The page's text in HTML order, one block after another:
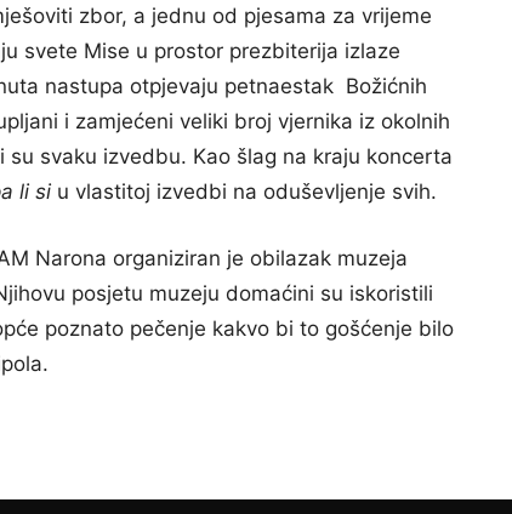
zbor, a jednu od pjesama za vrijeme
svete Mise u prostor prezbiterija izlaze
nastupa otpjevaju petnaestak Božićnih
i zamjećeni veliki broj vjernika iz okolnih
svaku izvedbu. Kao šlag na kraju koncerta
li si u vlastitoj izvedbi na oduševljenje svih.
Narona organiziran je obilazak muzeja
posjetu muzeju domaćini su iskoristili
poznato pečenje kakvo bi to gošćenje bilo